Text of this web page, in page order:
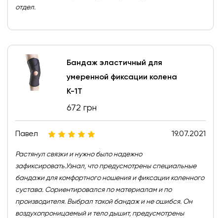
отдел.
Бандаж эластичный для
умеренной фиксации колена
К-1Т
672 грн
Павел 19.07.2021
Растянул связки и нужно было надежно
зафиксировать.Узнал, что предусмотрены специальные
бандажи для комфортного ношения и фиксации коленного
сустава. Сориентировался по материалам и по
производителя. Выбрал такой бандаж и не ошибся. Он
воздухопроницаемый и тело дышит, предусмотрены